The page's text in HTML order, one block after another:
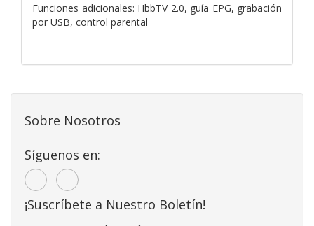
Funciones adicionales: HbbTV 2.0, guía EPG, grabación
por USB, control parental
Sobre Nosotros
Síguenos en:
¡Suscríbete a Nuestro Boletín!